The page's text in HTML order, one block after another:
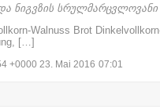
და ნიგვზის
Walnuss Brot
[…]
+0000 23. Mai 2016 07:01